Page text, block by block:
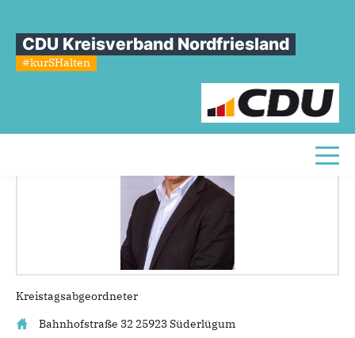
CDU Kreisverband Nordfriesland
#kurSHalten
Sie sind hier
StefanPaul
Kreistagsabgeordneter
Bahnhofstraße 3225923 Süderlügum